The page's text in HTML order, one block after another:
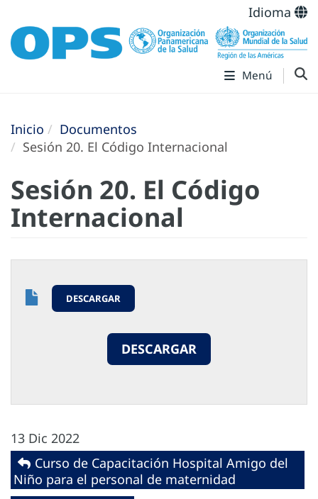
Idioma
Menú
Inicio
Documentos
Sesión 20. El Código Internacional
Sesión 20. El Código
Internacional
DESCARGAR
DESCARGAR
13 Dic 2022
Curso de Capacitación Hospital Amigo del
Niño para el personal de maternidad